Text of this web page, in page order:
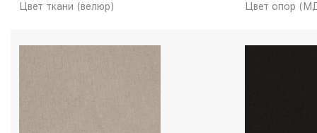
Цвет ткани (велюр) Цвет опор